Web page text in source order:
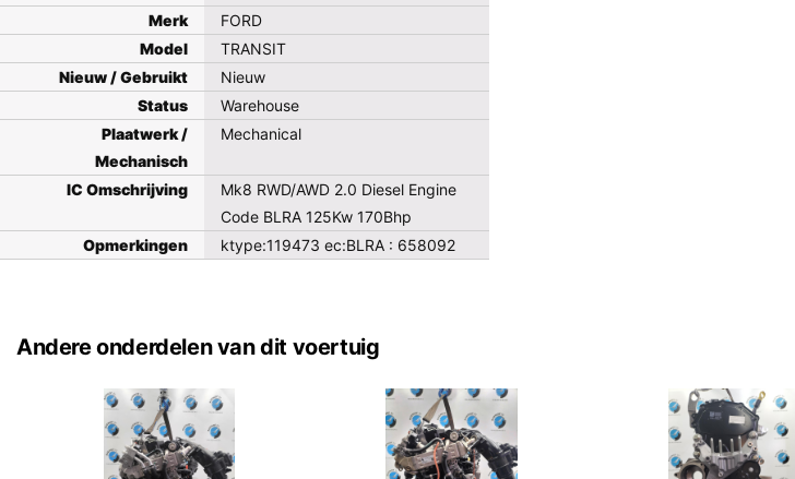
Merk
FORD
Model
TRANSIT
Nieuw / Gebruikt
Nieuw
Status
Warehouse
Plaatwerk /
Mechanisch
Mechanical
IC Omschrijving
Mk8 RWD/AWD 2.0 Diesel Engine
Code BLRA 125Kw 170Bhp
Opmerkingen
ktype:119473 ec:BLRA : 658092
Andere onderdelen van dit voertuig